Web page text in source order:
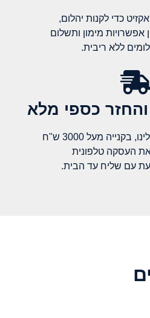
כדי לקנות יהלום,
אפשרויות מימון ותשלום
כספי מלא​
מעל 3000 ש"ח
העסקה טלפונית
עם שליח עד הבית.